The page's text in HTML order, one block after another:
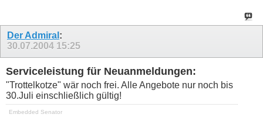
Der Admiral :
30.07.2004 15:25
Serviceleistung für Neuanmeldungen:
"Trottelkotze" wär noch frei. Alle Angebote nur noch bis
30.Juli einschließlich gültig!
Embedded Senator